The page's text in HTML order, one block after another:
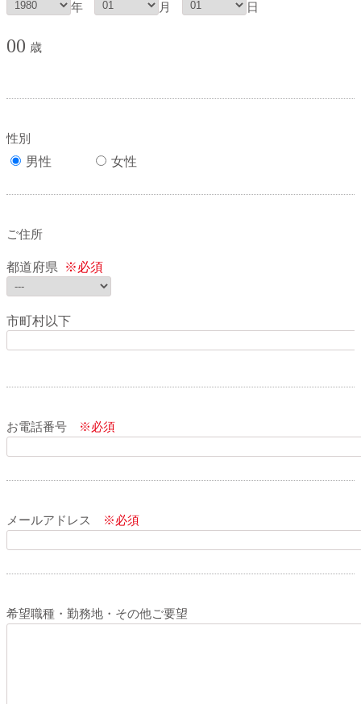
年 月 日
00 歳
性別
男性 女性
ご住所
都道府県 ※必須
市町村以下
お電話番号 ※必須
メールアドレス ※必須
希望職種・勤務地・その他ご要望